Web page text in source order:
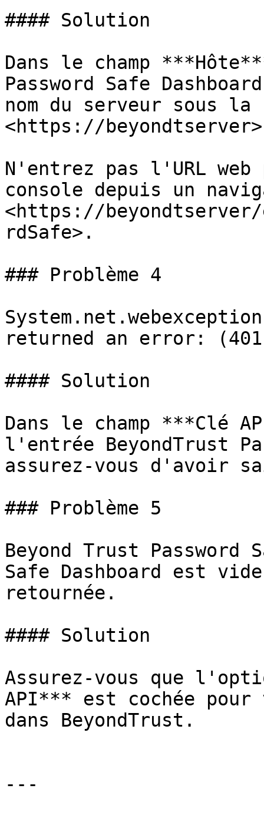
#### Solution
Dans le champ
Password Safe
nom du serveur sous la
<https://
N'entrez pas l'URL
console depuis un
<https://beyondtserver/
rdSafe>.
### Problème 4
returned an error:
#### Solution
Dans le champ ***Clé
l'entrée BeyondTrust
assurez-vous d'avoir
### Problème 5
Beyond Trust Password
Safe Dashboard est
retournée.
#### Solution
Assurez-vous que
API*** est cochée
dans BeyondTrust.
---